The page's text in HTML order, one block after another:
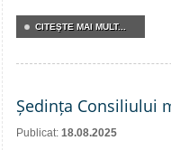
CITEŞTE MAI MULT...
Ședința Consiliului
Publicat: 18.08.2025